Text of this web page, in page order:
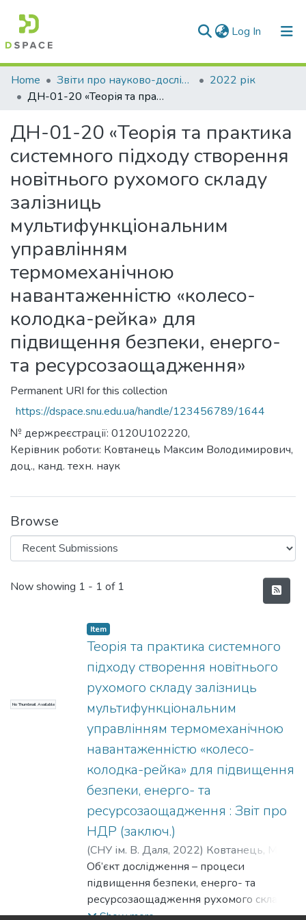
Log In (current)
Communities & Collections
All of DSpace
Statistics
Home Звіти про науково-дослідну роботу за держбюджетним фінансуванням
2022 рік
ДН-01-20 «Теорія та практика системного підходу створення новітнього рухомого складу залізниць мультифункціональним управлінням термомеханічною навантаженністю «колесо-колодка-рейка» для підвищення безпеки, енерго- та ресурсозаощадження»
ДН-01-20 «Теорія та практика
системного підходу створення
новітнього рухомого складу
залізниць
мультифункціональним
управлінням
термомеханічною
навантаженністю «колесо-
колодка-рейка» для
підвищення безпеки, енерго-
та ресурсозаощадження»
Permanent URI for this collection
https://dspace.snu.edu.ua/handle/123456789/1644
№ держреєстрації: 0120U102220,
Керівник роботи: Ковтанець Максим Володимирович,
доц., канд. техн. наук
Browse
Recent Submissions
Now showing 1 - 1 of 1
No Thumbnail Available
Item
Теорія та практика системного
підходу створення новітнього
рухомого складу залізниць
мультифункціональним
управлінням термомеханічною
навантаженністю «колесо-
колодка-рейка» для підвищення
безпеки, енерго- та
ресурсозаощадження : Звіт про
НДР (заключ.)
(СНУ ім. В. Даля, 2022) Ковтанець, М. В.
Горбунов, М. І.;Фомін, О. В.;Дьомін, Р.
Ю.;Поркуян, О. В.;Бойко, Г. О.;Могила,
В. І.;Черняк, Г. Ю.;Кравченко, К. О.;
Кічкіна, О. І.;Кузьменко, С. В.;Сергієнко,
Об’єкт дослідження – процеси
підвищення безпеки, енерго- та
ресурсозаощадження рухомого складу
залізниць мультифункціональним
Show more